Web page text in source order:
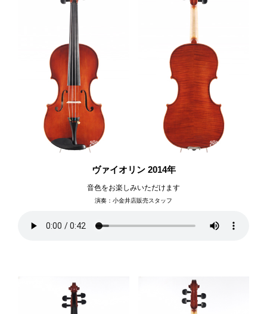
ヴァイオリン 2014年
音色をお楽しみいただけます
演奏：小金井店販売スタッフ